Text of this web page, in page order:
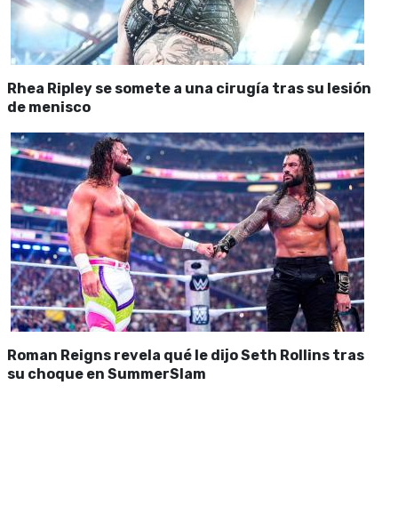
Rhea Ripley se somete a una cirugía tras su lesión
de menisco
Roman Reigns revela qué le dijo Seth Rollins tras
su choque en SummerSlam